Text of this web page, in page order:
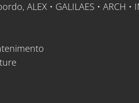
ALEX • GALILAES • ARCH •